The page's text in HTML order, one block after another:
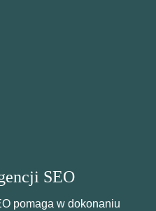
SEO
pomaga w dokonaniu